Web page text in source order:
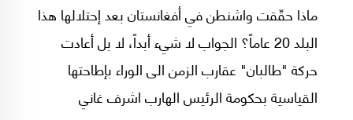
ماذا حقّقت واشنطن في أفغانستان بعد إحتلالها هذا
البلد 20 عاماً؟ الجواب لا شيء أبداً، لا بل أعادت
حركة "طالبان" عقارب الزمن الى الوراء بإطاحتها
القياسية بحكومة الرئيس الهارب اشرف غاني